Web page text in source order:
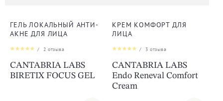
ГЕЛЬ ЛОКАЛЬНЫЙ АНТИ-
АКНЕ ДЛЯ ЛИЦА
/ 2 отзыва
CANTABRIA LABS
BIRETIX FOCUS GEL
КРЕМ КОМФОРТ ДЛЯ
ЛИЦА
/ 3 отзыва
CANTABRIA LABS
Endo Reneval Comfort
Cream